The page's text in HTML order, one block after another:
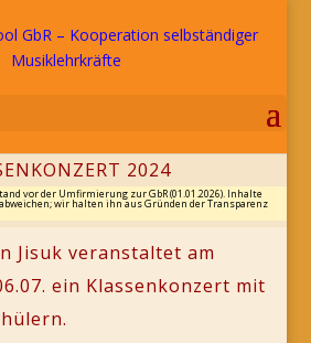
2024
vor der Umfirmierung zur GbR (01.01.2026). Inhalte
abweichen; wir halten ihn aus Gründen der Transparenz
Jisuk veranstaltet am
ein Klassenkonzert mit